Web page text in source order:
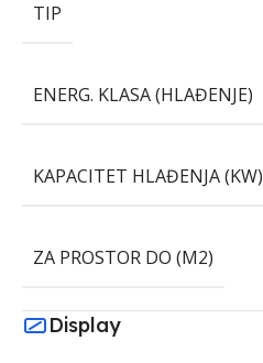
TIP
ENERG. KLASA (HLAĐENJE)
KAPACITET HLAĐENJA (KW)
ZA PROSTOR DO (M2)
Display